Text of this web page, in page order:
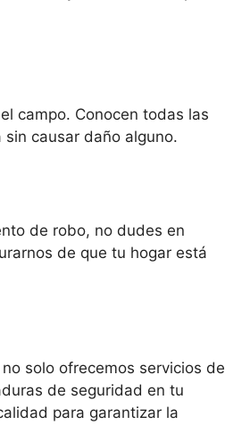
campo. Conocen todas las
causar daño alguno.
de robo, no dudes en
de que tu hogar está
no solo ofrecemos servicios de
de seguridad en tu
para garantizar la